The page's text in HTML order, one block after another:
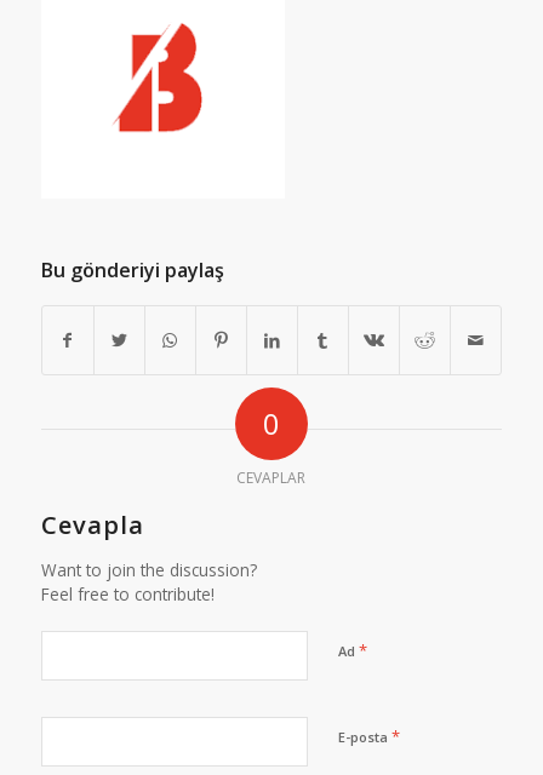
Bu gönderiyi paylaş
0
CEVAPLAR
Cevapla
Want to join the discussion?
Feel free to contribute!
Ad *
E-posta *